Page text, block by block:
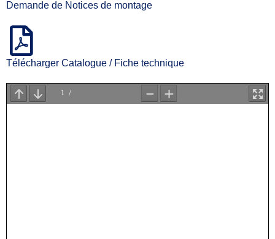
Demande de Notices de montage
Télécharger Catalogue / Fiche technique